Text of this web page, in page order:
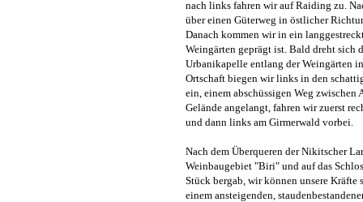
nach links fahren wir auf Raiding zu.
über einen Güterweg in östlicher
Danach kommen wir in ein
Weingärten geprägt ist. Bald dreht sich
Urbanikapelle entlang der Weingärten
Ortschaft biegen wir links in den
ein, einem abschüssigen Weg
Gelände angelangt, fahren wir zuerst
und dann links am Girmerwald vorbei.
Nach dem Überqueren der Nikitscher
Weinbaugebiet "Biri" und auf das
Stück bergab, wir können unsere Kräfte
einem ansteigenden,